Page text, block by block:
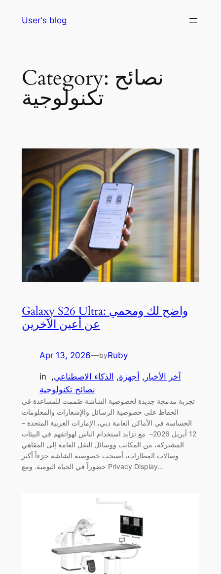
User's blog
Category: نصائح
تكنولوجية
Galaxy S26 Ultra: واضح لك ومحمي
عن أعين الآخرين
Apr 13, 2026—byRuby
in آخر الأخبار , أجهزة, الذكاء الاصطناعي,
نصائح تكنولوجية
تجربة مدمجة جديدة لخصوصية الشاشة صُممت للمساعدة في
الحفاظ على خصوصية الرسائل والإشعارات والمعلومات
الحساسة في الأماكن العامة دبي، الإمارات العربية المتحدة –
12 أبريل 2026– مع تزايد استخدام الناس لهواتفهم في البيئات
المشتركة، من المكاتب ووسائل النقل العامة إلى المقاهي
وصالات المطارات، أصبحت خصوصية الشاشة جزءاً أكثر
حضوراً في الحياة اليومية. ومع Privacy Display…